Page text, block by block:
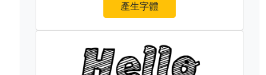
產生字體